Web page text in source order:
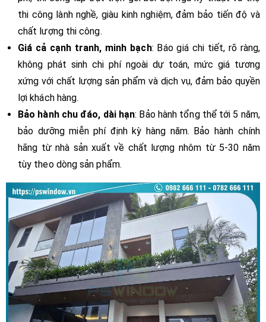
thi công lành nghề, giàu kinh nghiệm, đảm bảo tiến độ và
chất lượng thi công.
Giá cả cạnh tranh, minh bạch: Báo giá chi tiết, rõ ràng,
không phát sinh chi phí ngoài dự toán, mức giá tương
xứng với chất lượng sản phẩm và dịch vụ, đảm bảo quyền
lợi khách hàng.
Bảo hành chu đáo, dài hạn: Bảo hành tổng thể tới 5 năm,
bảo dưỡng miễn phí định kỳ hàng năm. Bảo hành chính
hãng từ nhà sản xuất về chất lượng nhôm từ 5-30 năm
tùy theo dòng sản phẩm.